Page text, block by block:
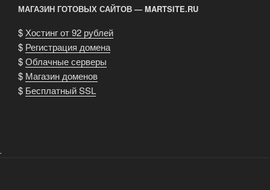
МАГАЗИН ГОТОВЫХ САЙТОВ — MARTSITE.RU
$ Хостинг от 92 рублей
$ Регистрация домена
$Облачные серверы
$ Магазин доменов
$ Бесплатный SSL
.